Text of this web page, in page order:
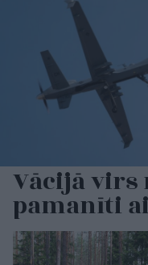
Vācijā virs
pamanīti